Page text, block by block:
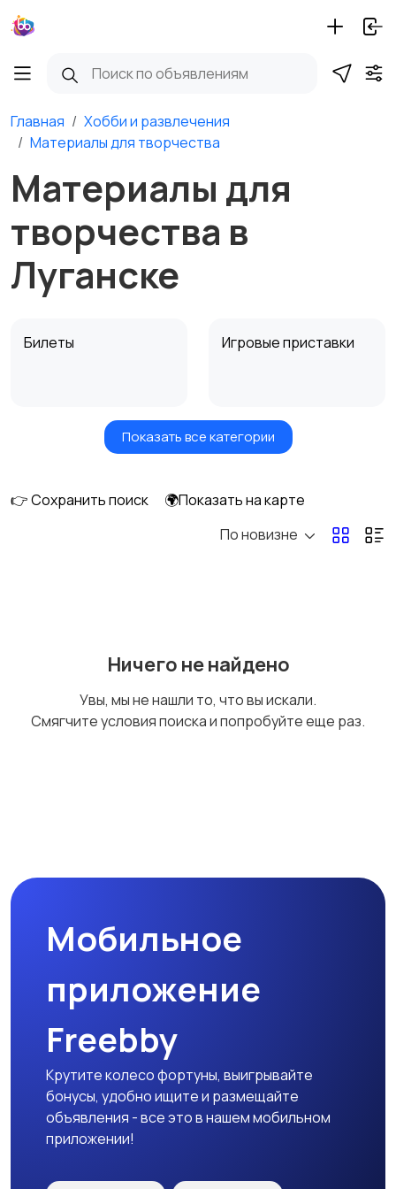
Главная
Хобби и развлечения
Материалы для творчества
Материалы для
творчества в
Луганске
Билеты Игровые приставки
Игры для приставок и
Книги и журналы
Материалы для
инструменты
Показать все категории
👉 Сохранить поиск
🌍Показать на карте
По новизне
Ничего не найдено
Увы, мы не нашли то, что вы искали.
Смягчите условия поиска и попробуйте еще раз.
Мобильное
приложение
Freebby
Крутите колесо фортуны, выигрывайте
бонусы, удобно ищите и размещайте
объявления - все это в нашем мобильном
приложении!